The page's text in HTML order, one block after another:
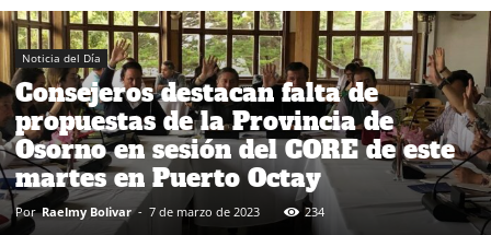
Noticia del Día
Consejeros destacan falta de
propuestas de la Provincia de
Osorno en sesión del CORE de este
martes en Puerto Octay
Por Raelmy Bolivar - 7 de marzo de 2023 234